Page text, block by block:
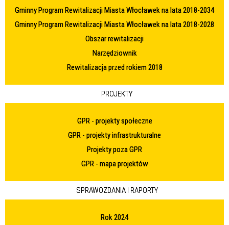
Gminny Program Rewitalizacji Miasta Włocławek na lata 2018-2034
Gminny Program Rewitalizacji Miasta Włocławek na lata 2018-2028
Obszar rewitalizacji
Narzędziownik
Rewitalizacja przed rokiem 2018
PROJEKTY
GPR - projekty społeczne
GPR - projekty infrastrukturalne
Projekty poza GPR
GPR - mapa projektów
SPRAWOZDANIA I RAPORTY
Rok 2024